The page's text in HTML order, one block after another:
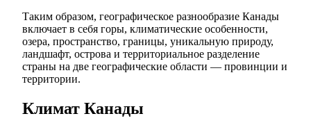
Таким образом, географическое разнообразие Канады
включает в себя горы, климатические особенности,
озера, пространство, границы, уникальную природу,
ландшафт, острова и территориальное разделение
страны на две географические области — провинции и
территории.
Климат Канады